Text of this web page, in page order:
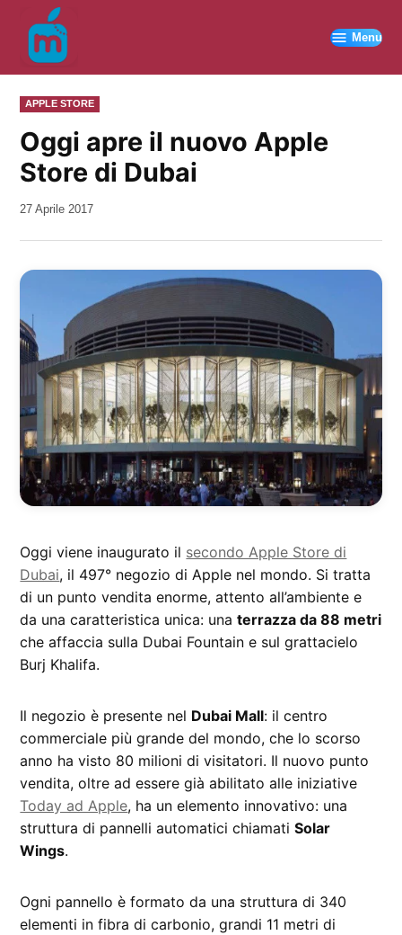
contenuto
Menu
PUBBLICATO
IN
APPLE STORE
Oggi apre il nuovo Apple
Store di Dubai
da
27 Aprile 2017
Oggi viene inaugurato il secondo Apple Store di
Dubai, il 497° negozio di Apple nel mondo. Si tratta
di un punto vendita enorme, attento all’ambiente e
da una caratteristica unica: unaterrazza da 88 metri
che affaccia sulla Dubai Fountain e sul grattacielo
Burj Khalifa.
Il negozio è presente nel Dubai Mall: il centro
commerciale più grande del mondo, che lo scorso
anno ha visto 80 milioni di visitatori. Il nuovo punto
vendita, oltre ad essere già abilitato alle iniziative
Today ad Apple, ha un elemento innovativo: una
struttura di pannelli automatici chiamatiSolar
Wings.
Ogni pannello è formato da una struttura di 340
elementi in fibra di carbonio, grandi 11 metri di